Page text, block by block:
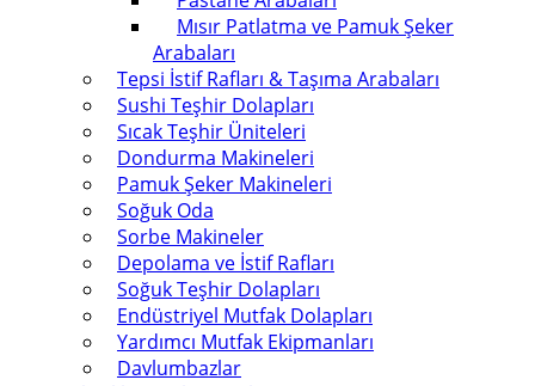
Mısır Patlatma ve Pamuk Şeker
Arabaları
Tepsi İstif Rafları & Taşıma Arabaları
Sushi Teşhir Dolapları
Sıcak Teşhir Üniteleri
Dondurma Makineleri
Pamuk Şeker Makineleri
Soğuk Oda
Sorbe Makineler
Depolama ve İstif Rafları
Soğuk Teşhir Dolapları
Endüstriyel Mutfak Dolapları
Yardımcı Mutfak Ekipmanları
Davlumbazlar